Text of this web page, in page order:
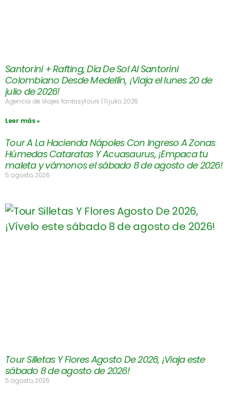
Santorini + Rafting, Día De Sol Al Santorini
Colombiano Desde Medellín, ¡Viaja el lunes 20 de
julio de 2026!
Agencia de Viajes fantasytours 11 julio, 2026
Leer más »
Tour A La Hacienda Nápoles Con Ingreso A Zonas
Húmedas Cataratas Y Acuasaurus, ¡Empaca tu
maleta y vámonos el sábado 8 de agosto de 2026!
5 agosto, 2026
Tour Silletas Y Flores Agosto De 2026, ¡Viaja este
sábado 8 de agosto de 2026!
5 agosto, 2026